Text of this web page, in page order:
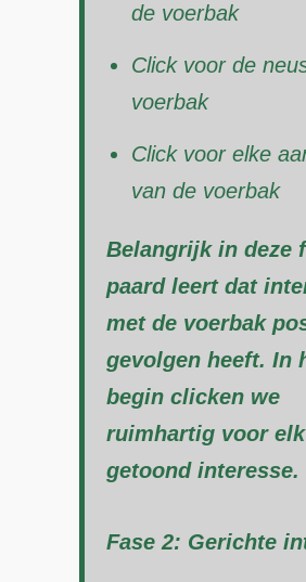
de voerbak
Click voor de
voerbak
Click voor elke
van de voerbak
Belangrijk in deze
paard leert dat
met de voerbak
gevolgen heeft. In
begin clicken we
ruimhartig voor elk
getoond interesse.
Fase 2: Gerichte